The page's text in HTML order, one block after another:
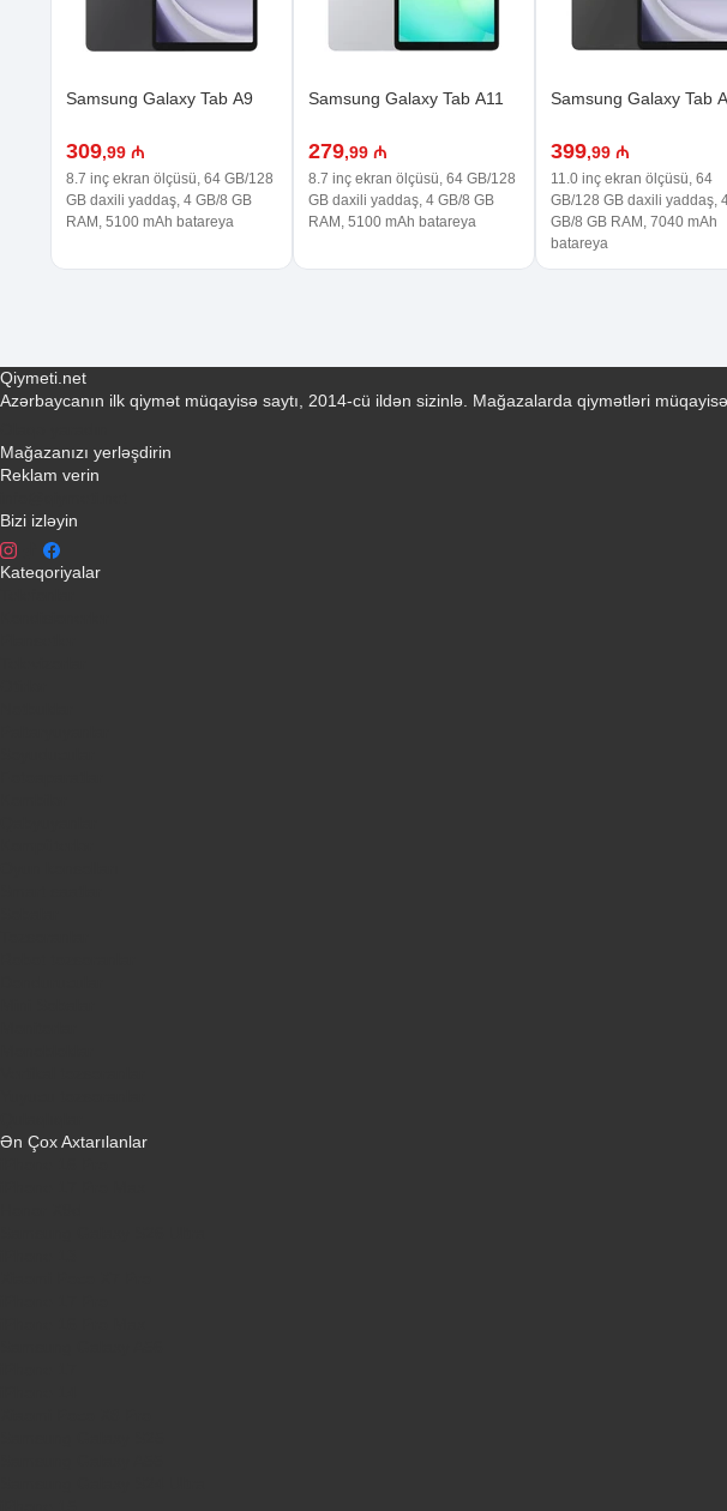
Samsung Galaxy Tab A9
309,99 ₼
8.7 inç ekran ölçüsü, 64 GB/128
GB daxili yaddaş, 4 GB/8 GB
RAM, 5100 mAh batareya
Samsung Galaxy Tab A11
279,99 ₼
8.7 inç ekran ölçüsü, 64 GB/128
GB daxili yaddaş, 4 GB/8 GB
RAM, 5100 mAh batareya
Samsung Galaxy Tab
399,99 ₼
11.0 inç ekran ölçüsü, 64
GB/128 GB daxili yaddaş,
GB/8 GB RAM, 7040 mAh
batareya
Qiymeti.net
Azərbaycanın ilk qiymət müqayisə saytı, 2014-cü ildən sizinlə. Mağazalarda qiymətləri
Mağazanızı yerləşdirin
Reklam verin
Bizi izləyin
Kateqoriyalar
Ən Çox Axtarılanlar